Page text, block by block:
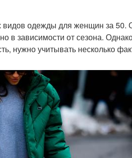
одежды для женщин за 50.
зависимости от сезона.
нужно учитывать несколько